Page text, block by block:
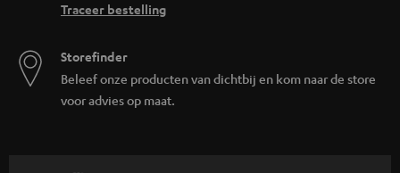
Traceer bestelling
Storefinder
Beleef onze producten van dichtbij en kom naar de store
voor advies op maat.